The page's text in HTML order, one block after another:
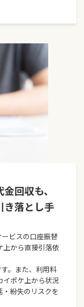
回収も、
き落とし手
ビスの口座振替
上から直接引落依
。また、利用料
イポケ上から状況
・紛失のリスクを